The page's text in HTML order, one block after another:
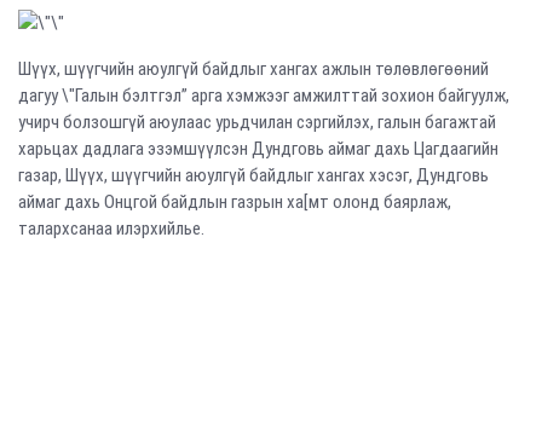
Шүүх, шүүгчийн аюулгүй байдлыг хангах ажлын төлөвлөгөөний
дагуу \"Галын бэлтгэл” арга хэмжээг амжилттай зохион байгуулж,
учирч болзошгүй аюулаас урьдчилан сэргийлэх, галын багажтай
харьцах дадлага эзэмшүүлсэн Дундговь аймаг дахь Цагдаагийн
газар, Шүүх, шүүгчийн аюулгүй байдлыг хангах хэсэг, Дундговь
аймаг дахь Онцгой байдлын газрын ха[мт олонд баярлаж,
талархсанаа илэрхийлье.